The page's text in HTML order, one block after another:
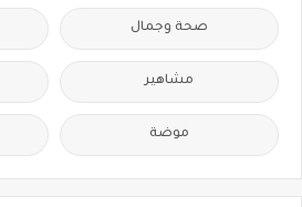
صحة وجمال
مشاهير
موضة